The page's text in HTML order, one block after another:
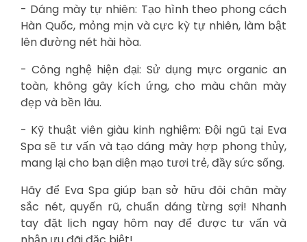
- Dáng mày tự nhiên: Tạo hình theo phong cách
Hàn Quốc, mỏng mịn và cực kỳ tự nhiên, làm bật
lên đường nét hài hòa.
- Công nghệ hiện đại: Sử dụng mực organic an
toàn, không gây kích ứng, cho màu chân mày
đẹp và bền lâu.
- Kỹ thuật viên giàu kinh nghiệm: Đội ngũ tại Eva
Spa sẽ tư vấn và tạo dáng mày hợp phong thủy,
mang lại cho bạn diện mạo tươi trẻ, đầy sức sống.
Hãy để Eva Spa giúp bạn sở hữu đôi chân mày
sắc nét, quyến rũ, chuẩn dáng từng sợi! Nhanh
tay đặt lịch ngay hôm nay để được tư vấn và